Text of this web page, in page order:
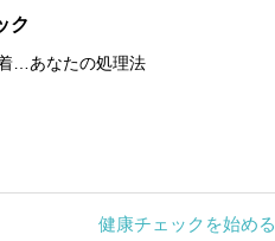
ク
…あなたの処理法
健康チェックを始める